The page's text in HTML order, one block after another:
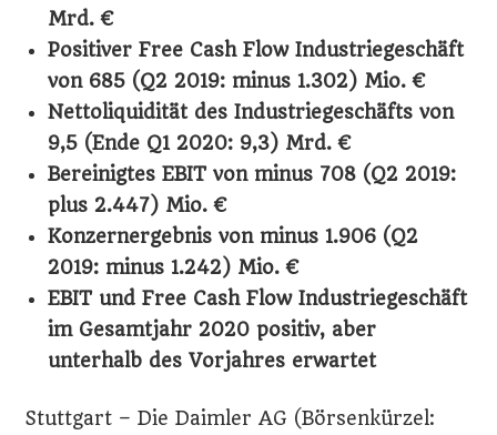
Mrd. €
Positiver Free Cash Flow Industriegeschäft
von 685 (Q2 2019: minus 1.302) Mio. €
Nettoliquidität des Industriegeschäfts von
9,5 (Ende Q1 2020: 9,3) Mrd. €
Bereinigtes EBIT von minus 708 (Q2 2019:
plus 2.447) Mio. €
Konzernergebnis von minus 1.906 (Q2
2019: minus 1.242) Mio. €
EBIT und Free Cash Flow Industriegeschäft
im Gesamtjahr 2020 positiv, aber
unterhalb des Vorjahres erwartet
Stuttgart – Die Daimler AG (Börsenkürzel: